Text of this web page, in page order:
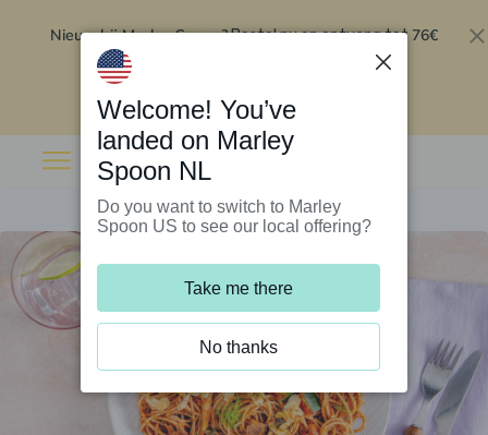
Nieuw bij Marley Spoon?Bestel nu en ontvang tot 76€
Welcome! You’ve
landed on Marley
Spoon NL
Do you want to switch to Marley
Spoon US to see our local offering?
Take me there
No thanks